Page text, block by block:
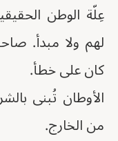
عِلّة الوطن
لهم ولا مبدأ.
كان على خطأ.
الأوطان تُبنى
من الخارج.